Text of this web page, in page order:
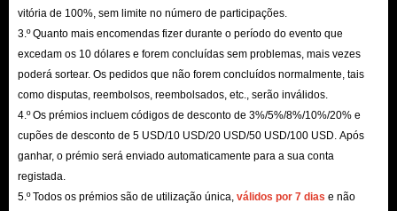
informações pessoais contra vazamentos.
Temos estoque suficiente de Night Crows Diamonds para garantir o
processamento rápido do seu pedido.
Nosso atendimento ao cliente está online 24 horas por dia. Se você tiver
alguma dúvida ou quiser acompanhar seu pedido a tempo, pode contatá-
los a qualquer momento.
Em geral, ao comprar Night Crows Diamonds em IGGM.com, você pode
não apenas desfrutar de preços baratos, mas, mais importante, de serviços
vitória de 100%, sem limite no número de participações.
3.º Quanto mais encomendas fizer durante o período do evento que
excedam os 10 dólares e forem concluídas sem problemas, mais vezes
poderá sortear. Os pedidos que não forem concluídos normalmente, tais
como disputas, reembolsos, reembolsados, etc., serão inválidos.
4.º Os prémios incluem códigos de desconto de 3%/5%/8%/10%/20% e
cupões de desconto de 5 USD/10 USD/20 USD/50 USD/100 USD. Após
ganhar, o prémio será enviado automaticamente para a sua conta
registada.
5.º Todos os prémios são de utilização única, válidos por 7 dias e não